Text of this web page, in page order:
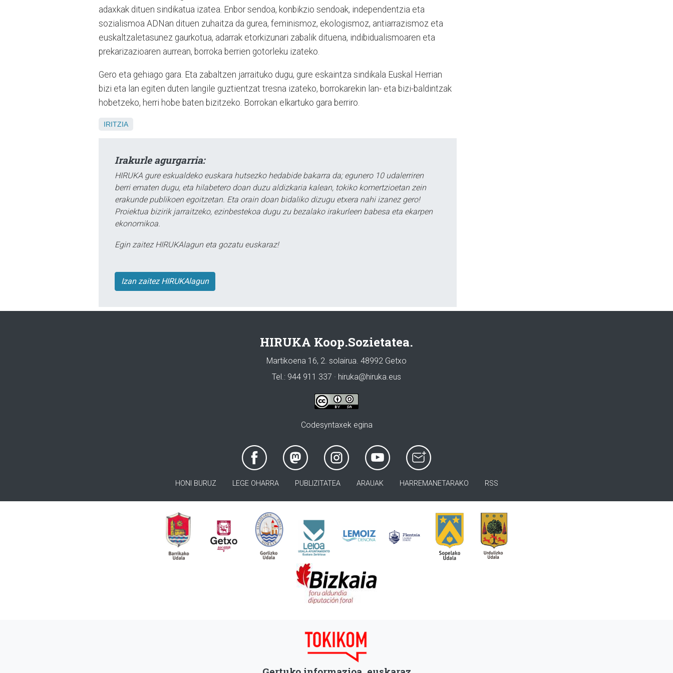
adaxkak dituen sindikatua izatea. Enbor sendoa, konbikzio sendoak, independentzia eta
sozialismoa ADNan dituen zuhaitza da gurea, feminismoz, ekologismoz, antiarrazismoz eta
euskaltzaletasunez gaurkotua, adarrak etorkizunari zabalik dituena, indibidualismoaren eta
prekarizazioaren aurrean, borroka berrien gotorleku izateko.
Gero eta gehiago gara. Eta zabaltzen jarraituko dugu, gure eskaintza sindikala Euskal Herrian
bizi eta lan egiten duten langile guztientzat tresna izateko, borrokarekin lan- eta bizi-baldintzak
hobetzeko, herri hobe baten bizitzeko. Borrokan elkartuko gara berriro.
IRITZIA
Irakurle agurgarria:
HIRUKA gure eskualdeko euskara hutsezko hedabide bakarra da; egunero 10 udalerriren
berri ematen dugu, eta hilabetero doan duzu aldizkaria kalean, tokiko komertzioetan zein
erakunde publikoen egoitzetan. Eta orain doan bidaliko dizugu etxera nahi izanez gero!
Proiektua bizirik jarraitzeko, ezinbestekoa dugu zu bezalako irakurleen babesa eta ekarpen
ekonomikoa.
Egin zaitez HIRUKAlagun eta gozatu euskaraz!
Izan zaitez HIRUKAlagun
HIRUKA Koop.Sozietatea.
Martikoena 16, 2. solairua. 48992 Getxo
Tel.: 944 911 337 · hiruka@hiruka.eus
Codesyntaxek egina
HONI BURUZ LEGE OHARRA PUBLIZITATEA ARAUAK HARREMANETARAKO RSS